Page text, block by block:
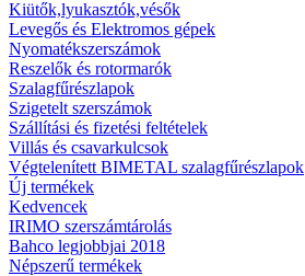
Kiütők,lyukasztók,vésők
Levegős és Elektromos gépek
Nyomatékszerszámok
Reszelők és rotormarók
Szalagfűrészlapok
Szigetelt szerszámok
Szállítási és fizetési feltételek
Villás és csavarkulcsok
Végtelenített BIMETAL szalagfűrészlapok
Új termékek
Kedvencek
IRIMO szerszámtárolás
Bahco legjobbjai 2018
Népszerű termékek